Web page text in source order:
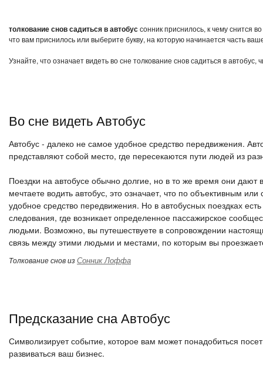
толкование снов садиться в автобуссонник приснилось, к чему снится
что вам приснилось или выберите букву, на которую начинается часть
Узнайте, что означает видеть во сне толкование снов садиться в
Во сне видеть Автобус
Автобус - далеко не самое удобное средство передвижения.
представляют собой место, где пересекаются пути людей из
Поездки на автобусе обычно долгие, но в то же время они
мечтаете водить автобус, это означает, что по объективным
удобное средство передвижения. Но в автобусных поездках
следования, где возникает определенное пассажирское
людьми. Возможно, вы путешествуете в сопровождении
связь между этими людьми и местами, по которым вы
Толкование снов изСонник Лоффа
Предсказание сна Автобус
Символизирует событие, которое вам может понадобиться
развиваться ваш бизнес.